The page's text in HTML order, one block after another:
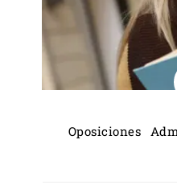
Oposiciones